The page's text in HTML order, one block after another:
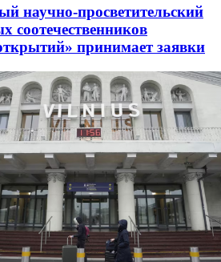
научно-просветительский
соотечественников
принимает заявки